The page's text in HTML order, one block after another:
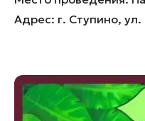
Банные комплексы
Спецпроекты
Федоскинская
Пикник в
Адрес: г. Ступино, ул.